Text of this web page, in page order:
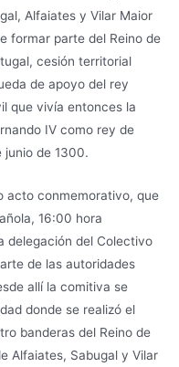
Alfaiates y Vilar Maior
formar parte del Reino de
cesión territorial
de apoyo del rey
que vivía entonces la
IV como rey de
junio de 1300.
acto conmemorativo, que
16:00 hora
delegación del Colectivo
de las autoridades
allí la comitiva se
donde se realizó el
banderas del Reino de
Alfaiates, Sabugal y Vilar